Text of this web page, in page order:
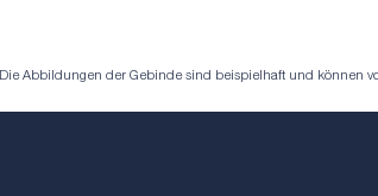
Die Abbildungen der Gebinde sind beispielhaft und können